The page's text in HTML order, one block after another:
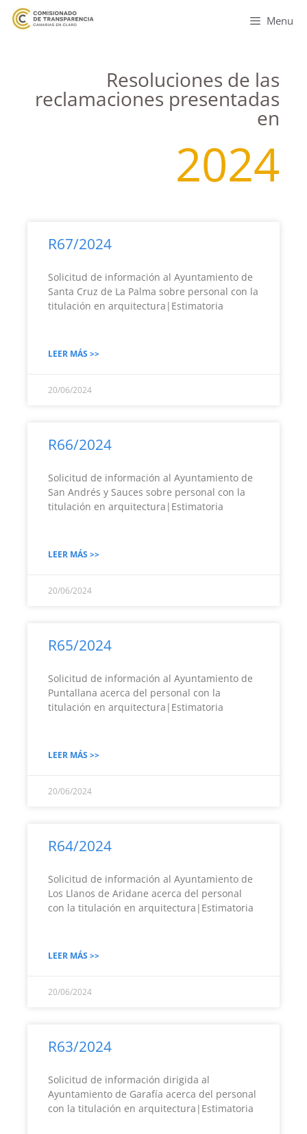
Menu
Resoluciones de las
reclamaciones presentadas
en
2024
R67/2024
Solicitud de información al Ayuntamiento de
Santa Cruz de La Palma sobre personal con la
titulación en arquitectura|Estimatoria
LEER MÁS >>
20/06/2024
R66/2024
Solicitud de información al Ayuntamiento de
San Andrés y Sauces sobre personal con la
titulación en arquitectura|Estimatoria
LEER MÁS >>
20/06/2024
R65/2024
Solicitud de información al Ayuntamiento de
Puntallana acerca del personal con la
titulación en arquitectura|Estimatoria
LEER MÁS >>
20/06/2024
R64/2024
Solicitud de información al Ayuntamiento de
Los Llanos de Aridane acerca del personal
con la titulación en arquitectura|Estimatoria
LEER MÁS >>
20/06/2024
R63/2024
Solicitud de información dirigida al
Ayuntamiento de Garafía acerca del personal
con la titulación en arquitectura|Estimatoria